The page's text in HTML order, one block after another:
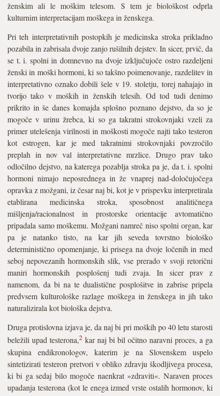
ženskim ali le moškim telesom. S tem je biološkost odprla
kulturnim interpretacijam moškega in ženskega.
Pri teh interpretativnih postopkih je medicinska stroka prikladno
pozabila in zabrisala dvoje zanjo rušilnih dejstev. In sicer, prvič, da
se t. i. spolni in domnevno na dvoje izključujoče ostro razdeljeni
ženski in moški hormoni, ki so takšno poimenovanje, razdelitev in
interpretativno oznako dobili šele v 19. stoletju, torej nahajajo in
tvorijo tako v moških in ženskih telesih. Od tod tudi denimo
prikrito in še danes komajda splošno poznano dejstvo, da so je
mogoče v urinu žrebca, ki so ga takratni strokovnjaki vzeli za
primer utelešenja virilnosti in moškosti mogoče najti tako testeron
kot estrogen, kar je med takratnimi strokovnjaki povzročilo
preplah in nov val interpretativne mrzlice. Drugo prav tako
odločilno dejstvo, na katerega pozablja stroka pa je, da t. i. spolni
hormoni nimajo neposrednega in že vnaprej nad-določujočega
opravka z možgani, iz česar naj bi, kot je v prispevku interpretirala
etablirana medicinska stroka, sposobnost analitičnega
mišljenja/racionalnost in prostorske orientacije avtomatično
pripadala samo moškemu. Možgani namreč niso spolni organ, kar
pa je natanko tisto, na kar jih seveda tovrstno biološko
deterministično opomenjanje, ki prisega na dvoje ločenih in med
seboj nepovezanih hormonskih slik, vse prerado v svoji retorični
maniri hormonskih posplošenj tudi zvaja. In sicer prav z
namenom, da bi na te dualistične posplošitve in zabrise pripela
predvsem kulturološke razlage moškega in ženskega in jih tako
naturalizirala kot biološka dejstva.
Druga protislovna izjava je, da naj bi pri moških po 40 letu starosti
beležili upad testerona,2 kar naj bi bil očitno naravni proces, a ga
skupina endikronologov, katerim je na Slovenskem uspelo
sintetizirati testeron pretvori v obliko zdravju škodljivega procesa,
ki bi ga sedaj bilo mogoče naenkrat »zdraviti«. Naraven proces
upadanja testerona (kot le enega izmed vrste ostalih hormonov, ki